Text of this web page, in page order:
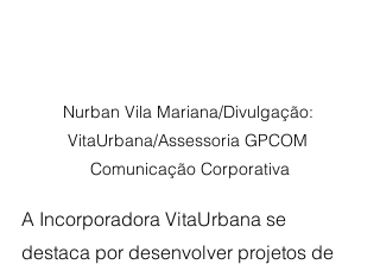
Nurban Vila Mariana/Divulgação:
VitaUrbana/Assessoria GPCOM
Comunicação Corporativa
A Incorporadora VitaUrbana se
destaca por desenvolver projetos de